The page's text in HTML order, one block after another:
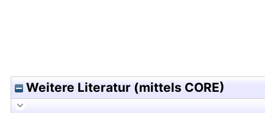
Weitere Literatur (mittels CORE)